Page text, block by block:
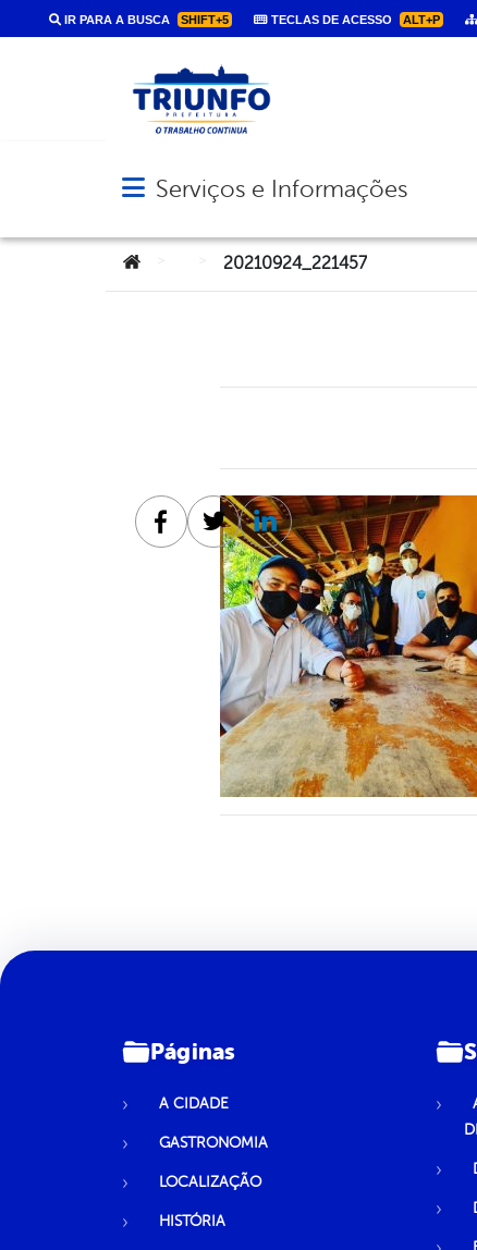
IR PARA A BUSCA SHIFT+5 TECLAS DE ACESSO ALT+P
Abrir menu principal de navegação
Serviços e Informações
Você está aqui:20210924_221457
Facebook
TwitterLinkedin
Páginas
A CIDADE
GASTRONOMIA
LOCALIZAÇÃO
HISTÓRIA